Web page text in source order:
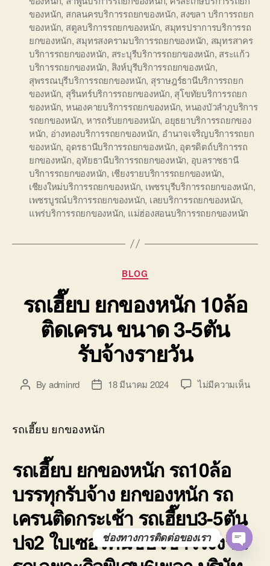
ของหนัก, สกลนครบริการรถยกของหนัก, สงขลา บริการรถยก
ของหนัก, สตูลบริการรถยกของหนัก, สมุทรปราการบริการรถ
ยกของหนัก, สมุทรสงครามบริการรถยกของหนัก, สมุทรสาคร
บริการรถยกของหนัก, สระบุรีบริการรถยกของหนัก, สระแก้ว
บริการรถยกของหนัก, สิงห์บุรีบริการรถยกของหนัก,
สุพรรณบุรีบริการรถยกของหนัก, สุราษฎร์ธานีบริการรถยก
ของหนัก, สุรินทร์บริการรถยกของหนัก, สุโขทัยบริการรถยก
ของหนัก, หนองคายบริการรถยกของหนัก, หนองบัวลำภูบริการ
รถยกของหนัก, หารถรับยกของหนัก, อยุธยาบริการรถยกของ
หนัก, อ่างทองบริการรถยกของหนัก, อำนาจเจริญบริการรถยก
ของหนัก, อุดรธานีบริการรถยกของหนัก, อุตรดิตถ์บริการรถ
ยกของหนัก, อุทัยธานีบริการรถยกของหนัก, อุบลราชธานี
บริการรถยกของหนัก, เชียงรายบริการรถยกของหนัก,
เชียงใหม่บริการรถยกของหนัก, เพชรบุรีบริการรถยกของหนัก,
เพชรบูรณ์บริการรถยกของหนัก, เลยบริการรถยกของหนัก,
แพร่บริการรถยกของหนัก, แม่ฮ่องสอนบริการรถยกของหนัก
Categories
BLOG
รถเฮี๊ยบ ยกของหนัก 10ล้อ
ติดเครน ขนาด 3-5ตัน
รับจ้างรายวัน
PostBy adminrd
Post18 มีนาคม 2024 ไม่มีความเห็นบน
5ตัน
รับจ้
รถเฮี๊ยบ ยกของหนัก
รถเฮี๊ยบ ยกของหนัก รถ10ล้อ
บรรทุกรับจ้าง ยกของหนัก รถ
เครนติดกระเช้า รถเฮี๊ยบ3-5ตัน
ปจ2 ใบเซอร์คนขับ เข้าโรงงาน
ช่องทางการติดต่อของเรา